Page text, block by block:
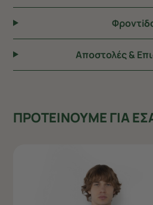
Αποστολές &
ΠΡΟΤΕΙΝΟΥΜΕ ΓΙΑ